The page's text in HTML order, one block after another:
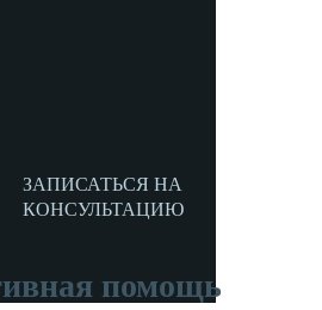
ЗАПИСАТЬСЯ НА
КОНСУЛЬТАЦИЮ
помощь